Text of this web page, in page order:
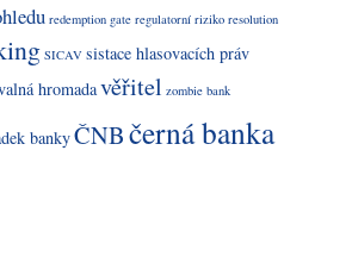
redemption gate regulatorní riziko resolution
SICAV sistace hlasovacích práv
hromadavěřitel zombie bank
bankyČNBčerná banka